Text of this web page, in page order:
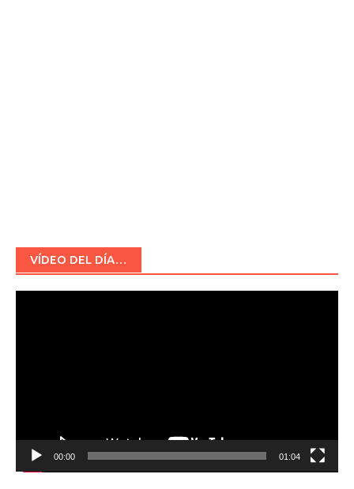
VÍDEO DEL DÍA…
00:00 01:04